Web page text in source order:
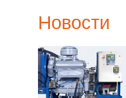
Новости